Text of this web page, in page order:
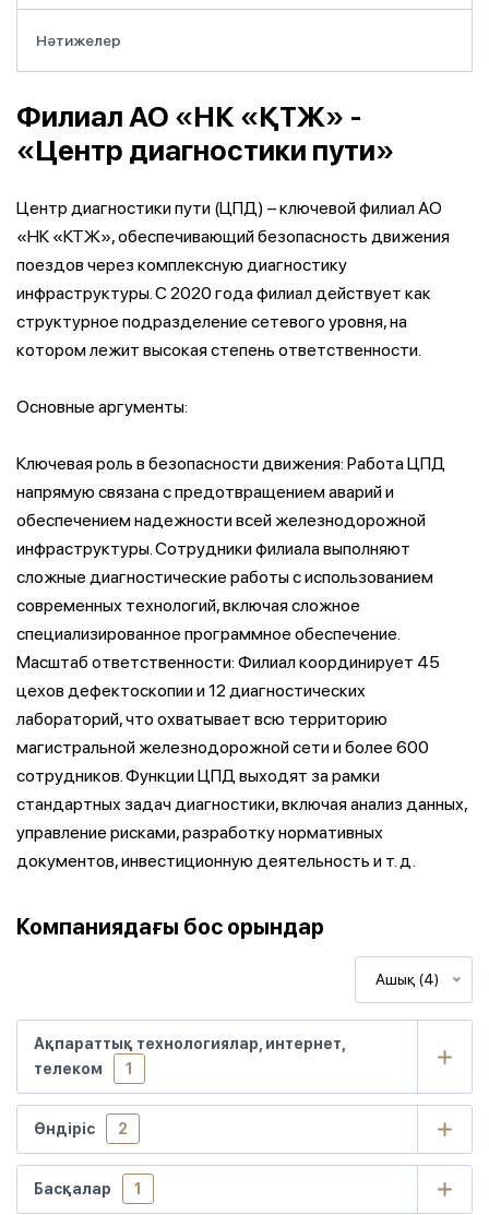
Нәтижелер
Филиал АО «НК «ҚТЖ» -
«Центр диагностики пути»
Центр диагностики пути (ЦПД) – ключевой филиал АО
«НК «КТЖ», обеспечивающий безопасность движения
поездов через комплексную диагностику
инфраструктуры. С 2020 года филиал действует как
структурное подразделение сетевого уровня, на
котором лежит высокая степень ответственности.
Основные аргументы:
Ключевая роль в безопасности движения: Работа ЦПД
напрямую связана с предотвращением аварий и
обеспечением надежности всей железнодорожной
инфраструктуры. Сотрудники филиала выполняют
сложные диагностические работы с использованием
современных технологий, включая сложное
специализированное программное обеспечение.
Масштаб ответственности: Филиал координирует 45
цехов дефектоскопии и 12 диагностических
лабораторий, что охватывает всю территорию
магистральной железнодорожной сети и более 600
сотрудников. Функции ЦПД выходят за рамки
стандартных задач диагностики, включая анализ данных,
управление рисками, разработку нормативных
документов, инвестиционную деятельность и т. д.
Компаниядағы бос орындар
Ашық (4)
Ақпараттық технологиялар, интернет,
телеком
1
Өндіріс 2
Басқалар 1